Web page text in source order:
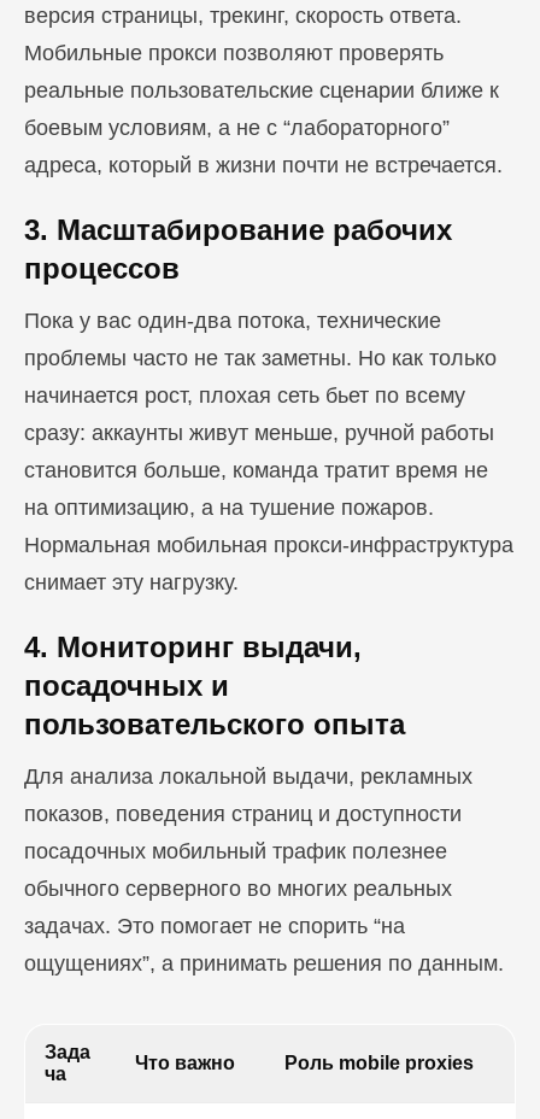
версия страницы, трекинг, скорость ответа.
Мобильные прокси позволяют проверять
реальные пользовательские сценарии ближе к
боевым условиям, а не с “лабораторного”
адреса, который в жизни почти не встречается.
3. Масштабирование рабочих
процессов
Пока у вас один-два потока, технические
проблемы часто не так заметны. Но как только
начинается рост, плохая сеть бьет по всему
сразу: аккаунты живут меньше, ручной работы
становится больше, команда тратит время не
на оптимизацию, а на тушение пожаров.
Нормальная мобильная прокси-инфраструктура
снимает эту нагрузку.
4. Мониторинг выдачи,
посадочных и
пользовательского опыта
Для анализа локальной выдачи, рекламных
показов, поведения страниц и доступности
посадочных мобильный трафик полезнее
обычного серверного во многих реальных
задачах. Это помогает не спорить “на
ощущениях”, а принимать решения по данным.
Зада
ча
Что важно Роль mobile proxies